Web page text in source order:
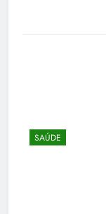
SAÚDE